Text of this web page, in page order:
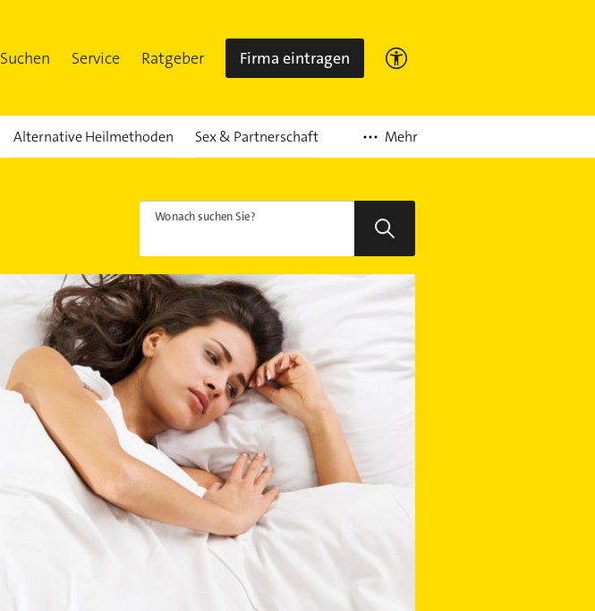
Suchen Service Ratgeber Firma eintragen
Alternative Heilmethoden Sex & Partnerschaft Mehr
Wonach suchen Sie?